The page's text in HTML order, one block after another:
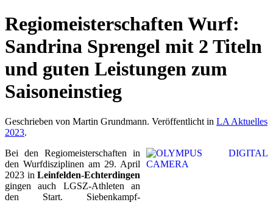
Regiomeisterschaften Wurf:
Sandrina Sprengel mit 2 Titeln
und guten Leistungen zum
Saisoneinstieg
Geschrieben von Martin Grundmann. Veröffentlicht in LA Aktuelles
2023.
Bei den Regiomeisterschaften in
den Wurfdisziplinen am 29. April
2023 in Leinfelden-Echterdingen
gingen auch LGSZ-Athleten an
den Start. Siebenkampf-